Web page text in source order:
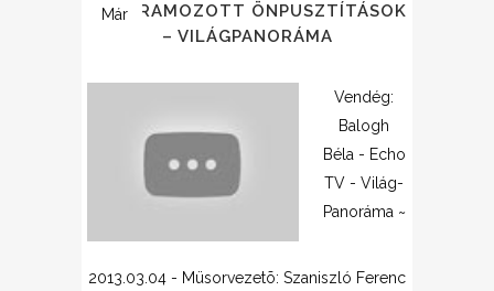
Már
PROGRAMOZOTT ÖNPUSZTÍTÁSOK
– VILÁGPANORÁMA
Vendég:
Balogh
Béla - Echo
TV - Világ-
Panoráma ~
2013.03.04 - Müsorvezetõ: Szaniszló Ferenc